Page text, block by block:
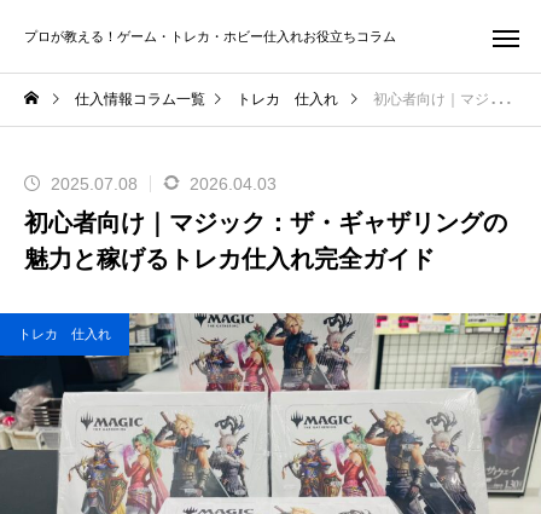
プロが教える！ゲーム・トレカ・ホビー仕入れお役立ちコラム
仕入情報コラム一覧 トレカ 仕入れ 初心者向け｜マジック：ザ・ギャザリングの魅力と稼げるトレカ仕入れ完全ガイド
2025.07.08 2026.04.03
初心者向け｜マジック：ザ・ギャザリングの
魅力と稼げるトレカ仕入れ完全ガイド
トレカ 仕入れ